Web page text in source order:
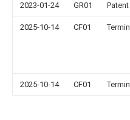
2023-01-24 GR01
2025-10-14 CF01
2025-10-14 CF01